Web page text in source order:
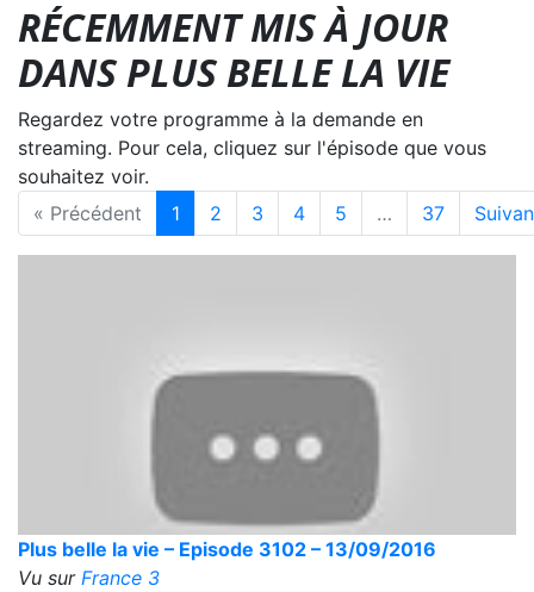
RÉCEMMENT MIS À JOUR
DANS PLUS BELLE LA VIE
Regardez votre programme à la demande en
streaming. Pour cela, cliquez sur l'épisode que vous
souhaitez voir.
« Précédent
1 2 3 4 5 … 37
Plus belle la vie – Episode 3102 – 13/09/2016
Vu sur France 3